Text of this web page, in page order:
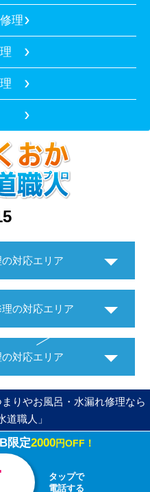
理
対応エリア
の対応エリア
対応エリア
りやお風呂・水漏れ修理なら
道職人」
か水道職人. All Rights Reserved.
限定2000円OFF！
タップで
電話する